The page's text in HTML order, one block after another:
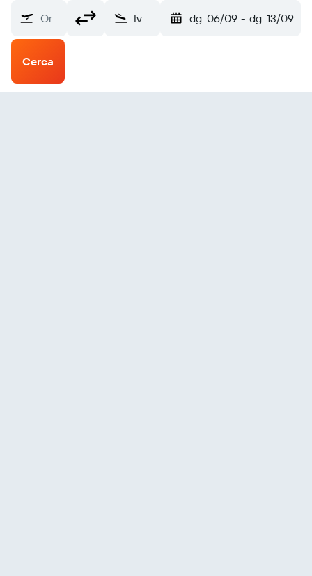
Origen? Ivano-Frankivsk Intl (IFO) dg. 06/09 - dg. 13/09
Cerca